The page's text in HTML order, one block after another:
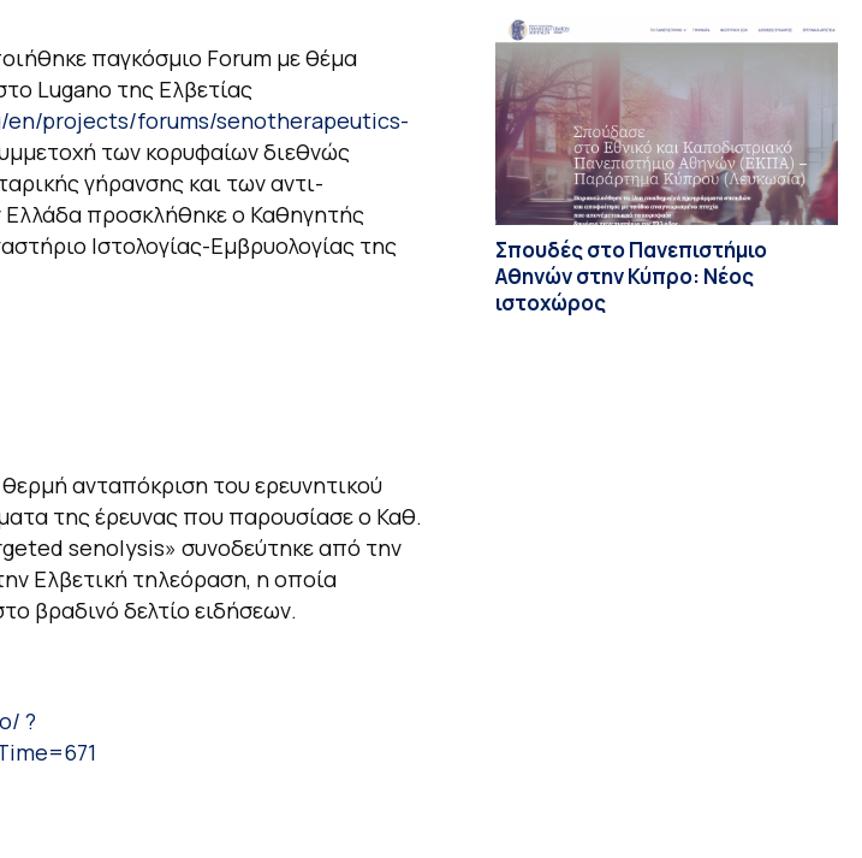
παγκόσμιο Forum με θέμα
Lugano της Ελβετίας
en/projects/forums/senotherapeutics-
των κορυφαίων διεθνώς
γήρανσης και των αντι-
προσκλήθηκε ο Καθηγητής
Ιστολογίας-Εμβρυολογίας της
ανταπόκριση του ερευνητικού
της έρευνας που παρουσίασε ο Καθ.
senolysis» συνοδεύτηκε από την
Ελβετική τηλεόραση, η οποία
βραδινό δελτίο ειδήσεων.
?
Σπουδές στο Πανεπιστήμιο
Αθηνών στην Κύπρο: Νέος
ιστοχώρος